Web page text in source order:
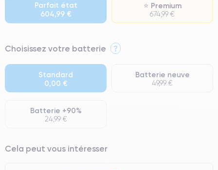
Parfait état
604,99 €
⭐ Premium
674,99 €
⭐ Premium
● Batterie : usage intensif.
● Seuls 5% de nos téléphones ont un grade Premium.
Choisissez votre batterie ?
Standard
0,00 €
Batterie neuve
49,99 €
Batterie +90%
24,99 €
Cela peut vous intéresser